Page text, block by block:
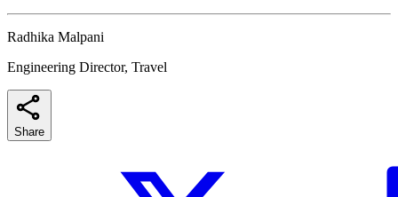
Radhika Malpani
Engineering Director, Travel
Share